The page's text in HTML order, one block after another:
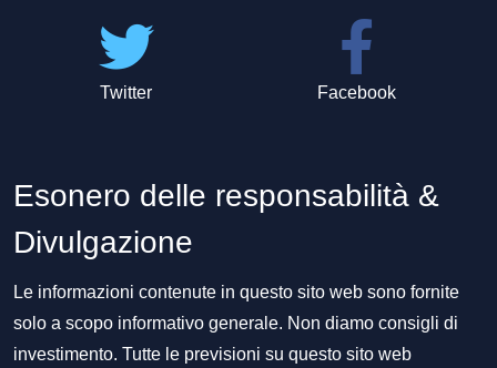
Twitter Facebook
Esonero delle responsabilità &
Divulgazione
Le informazioni contenute in questo sito web sono fornite
solo a scopo informativo generale. Non diamo consigli di
investimento. Tutte le previsioni su questo sito web